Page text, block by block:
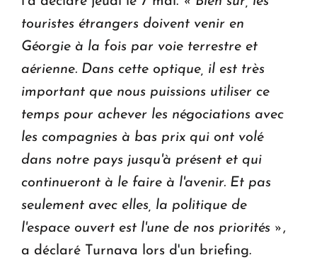
touristes étrangers doivent venir en
Géorgie à la fois par voie terrestre et
aérienne. Dans cette optique, il est très
important que nous puissions utiliser ce
temps pour achever les négociations avec
les compagnies à bas prix qui ont volé
dans notre pays jusqu'à présent et qui
continueront à le faire à l'avenir. Et pas
seulement avec elles, la politique de
l'espace ouvert est l'une de nos priorités »,
a déclaré Turnava lors d'un briefing.